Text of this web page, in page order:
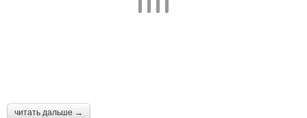
читать дальше →